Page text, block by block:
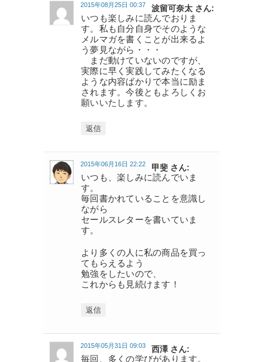
波留可奈太 さん:
2015年08月25日 00:37
いつも楽しみに読んでおりま
す。私も自分自身でそのような
メルマガを書くことが出来るよ
う夢見ながら・・・
まだ動けていないのですが、
実際に早く実践してみたくなる
ような内容ばかりで本当に励ま
されます。今後ともよろしくお
願いいたします。
返信
甲斐 さん:
2015年06月16日 22:22
いつも、楽しみに読んでいま
す。
毎回書かれていることを意識し
ながら
セールスレターを書いていま
す。
より多くの人に私の商品を買っ
てもらえるよう
勉強をしたいので、
これからも見続けます！
返信
西澤 さん:
2015年05月31日 09:03
毎回、多くの学びがあります。